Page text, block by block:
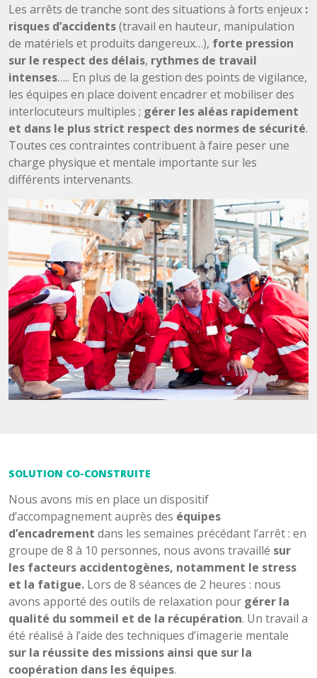
Les arrêts de tranche sont des situations à forts enjeux :
risques d’accidents(travail en hauteur, manipulation
de matériels et produits dangereux…), forte pression
sur le respect des délais, rythmes de travail
intenses….. En plus de la gestion des points de vigilance,
les équipes en place doivent encadrer et mobiliser des
interlocuteurs multiples ; gérer les aléas rapidement
et dans le plus strict respect des normes de sécurité.
Toutes ces contraintes contribuent à faire peser une
charge physique et mentale importante sur les
différents intervenants.
SOLUTION CO-CONSTRUITE
Nous avons mis en place un dispositif
d’accompagnement auprès des équipes
d’encadrement dans les semaines précédant l’arrêt : en
groupe de 8 à 10 personnes, nous avons travaillé sur
les facteurs accidentogènes, notamment le stress
et la fatigue. Lors de 8 séances de 2 heures : nous
avons apporté des outils de relaxation pour gérer la
qualité du sommeil et de la récupération. Un travail a
été réalisé à l’aide des techniques d’imagerie mentale
sur la réussite des missions ainsi que sur la
coopération dans les équipes.